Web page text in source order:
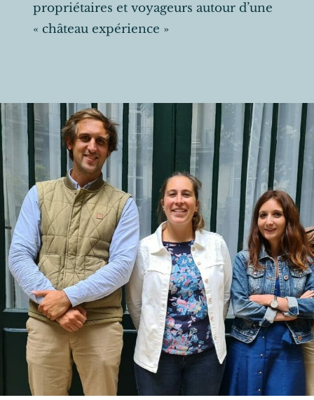
propriétaires et voyageurs autour d’une
« château expérience »